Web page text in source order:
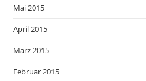
Mai 2015
April 2015
März 2015
Februar 2015